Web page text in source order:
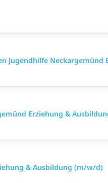
Jugendhilfe
Erziehung &
& Ausbildung (m/w/d)